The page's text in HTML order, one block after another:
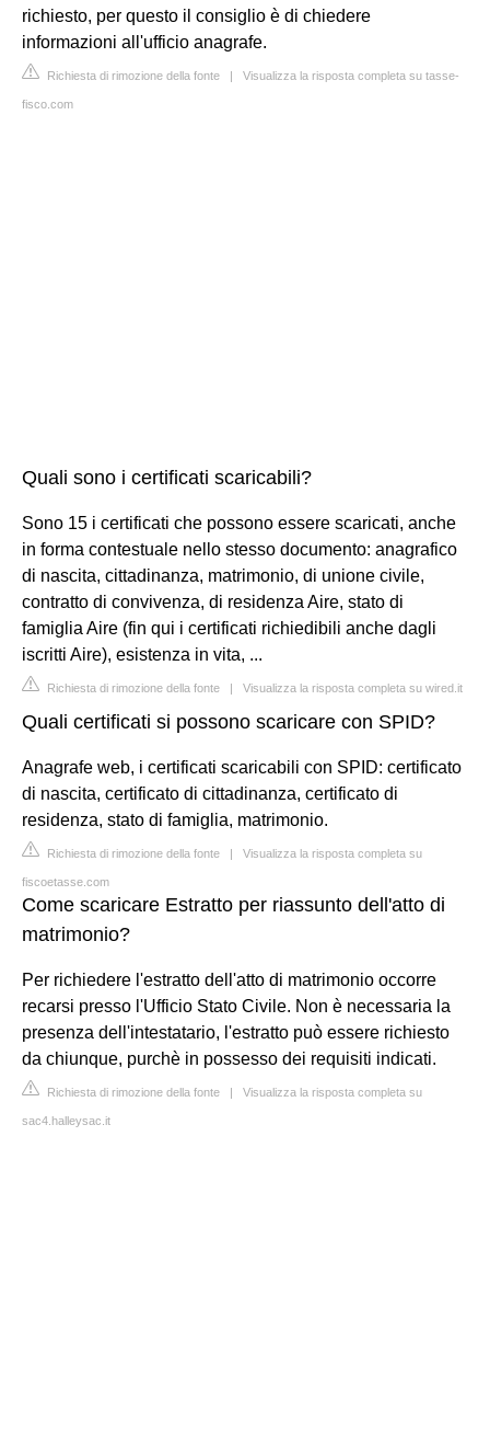
richiesto, per questo il consiglio è di chiedere
informazioni all'ufficio anagrafe.
Richiesta di rimozione della fonte | Visualizza la risposta completa su tasse-
fisco.com
Quali sono i certificati scaricabili?
Sono 15 i certificati che possono essere scaricati, anche
in forma contestuale nello stesso documento: anagrafico
di nascita, cittadinanza, matrimonio, di unione civile,
contratto di convivenza, di residenza Aire, stato di
famiglia Aire (fin qui i certificati richiedibili anche dagli
iscritti Aire), esistenza in vita, ...
Richiesta di rimozione della fonte | Visualizza la risposta completa su wired.it
Quali certificati si possono scaricare con SPID?
Anagrafe web, i certificati scaricabili con SPID: certificato
di nascita, certificato di cittadinanza, certificato di
residenza, stato di famiglia, matrimonio.
Richiesta di rimozione della fonte | Visualizza la risposta completa su
fiscoetasse.com
Come scaricare Estratto per riassunto dell'atto di
matrimonio?
Per richiedere l'estratto dell'atto di matrimonio occorre
recarsi presso l'Ufficio Stato Civile. Non è necessaria la
presenza dell'intestatario, l'estratto può essere richiesto
da chiunque, purchè in possesso dei requisiti indicati.
Richiesta di rimozione della fonte | Visualizza la risposta completa su
sac4.halleysac.it